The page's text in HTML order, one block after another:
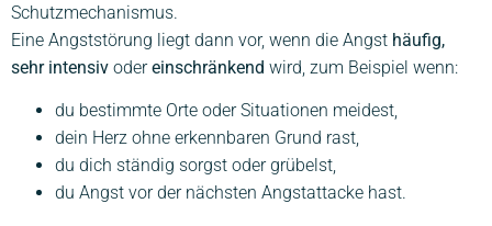
Schutzmechanismus.
Eine Angststörung liegt dann vor, wenn die Angst häufig,
sehr intensiv odereinschränkend wird, zum Beispiel wenn:
du bestimmte Orte oder Situationen meidest,
dein Herz ohne erkennbaren Grund rast,
du dich ständig sorgst oder grübelst,
du Angst vor der nächsten Angstattacke hast.